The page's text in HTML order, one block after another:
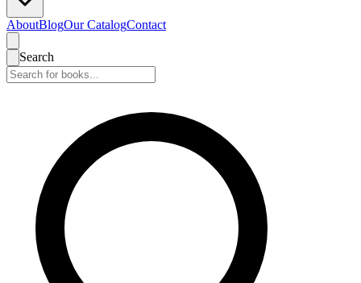
AboutBlogOur CatalogContact
Search